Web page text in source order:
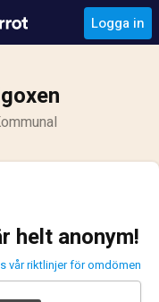
Logga in
helt anonym!
vår riktlinjer för omdömen